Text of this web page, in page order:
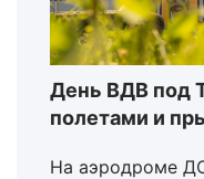
День ВДВ под
полетами и
На аэродроме